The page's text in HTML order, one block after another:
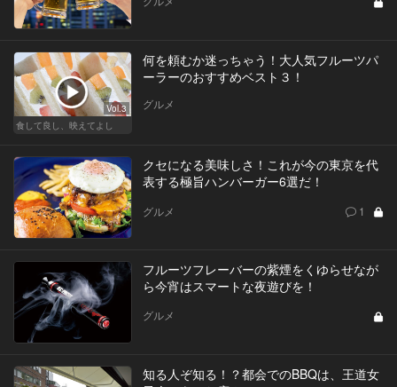
Vol.3
食して良し、映えてよし
何を頼むか迷っちゃう！大人気フルーツパ
ーラーのおすすめベスト３！
グルメ
クセになる美味しさ！これが今の東京を代
表する極旨ハンバーガー6選だ！
グルメ 1
フルーツフレーバーの紫煙をくゆらせなが
ら今宵はスマートな夜遊びを！
グルメ
知る人ぞ知る！？都会でのBBQは、王道女